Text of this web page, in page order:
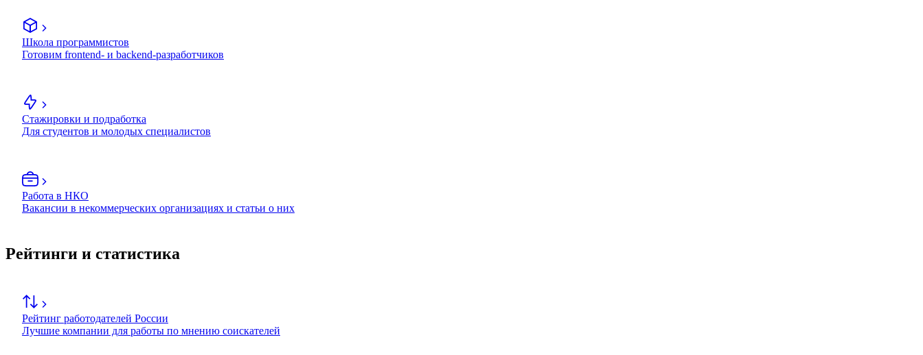
Школа программистов
Готовим frontend- и backend-разработчиков
Стажировки и подработка
Для студентов и молодых специалистов
Работа в НКО
Вакансии в некоммерческих организациях и статьи о них
Рейтинги и статистика
Рейтинг работодателей России
Лучшие компании для работы по мнению соискателей